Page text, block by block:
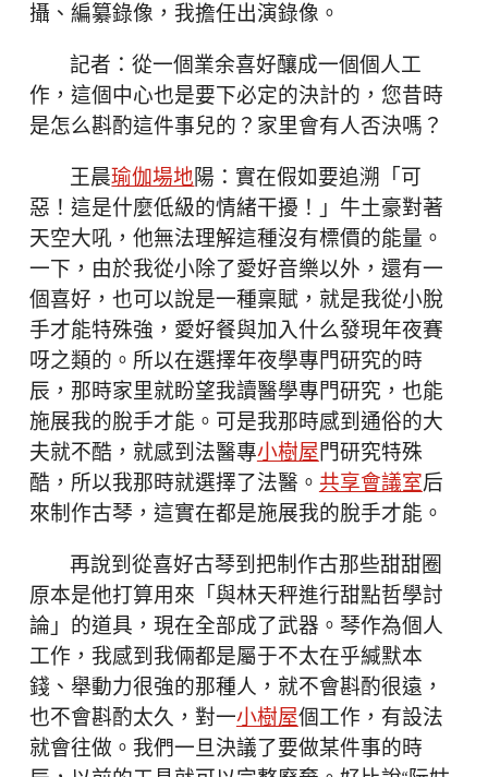
攝、編纂錄像，我擔任出演錄像。
記者：從一個業余喜好釀成一個個人工
作，這個中心也是要下必定的決計的，您昔時
是怎么斟酌這件事兒的？家里會有人否決嗎？
王晨瑜伽場地陽：實在假如要追溯「可
惡！這是什麼低級的情緒干擾！」牛土豪對著
天空大吼，他無法理解這種沒有標價的能量。
一下，由於我從小除了愛好音樂以外，還有一
個喜好，也可以說是一種稟賦，就是我從小脫
手才能特殊強，愛好餐與加入什么發現年夜賽
呀之類的。所以在選擇年夜學專門研究的時
辰，那時家里就盼望我讀醫學專門研究，也能
施展我的脫手才能。可是我那時感到通俗的大
夫就不酷，就感到法醫專小樹屋門研究特殊
酷，所以我那時就選擇了法醫。 共享會議室后
來制作古琴，這實在都是施展我的脫手才能。
再說到從喜好古琴到把制作古那些甜甜圈
原本是他打算用來「與林天秤進行甜點哲學討
論」的道具，現在全部成了武器。琴作為個人
工作，我感到我倆都是屬于不太在乎緘默本
錢、舉動力很強的那種人，就不會斟酌很遠，
也不會斟酌太久，對一小樹屋個工作，有設法
就會往做。我們一旦決議了要做某件事的時